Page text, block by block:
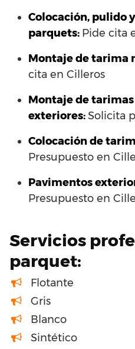
Colocación, pulido
parquets: Pide cita
Montaje de tarima
cita en Cilleros
Montaje de
exteriores:Solicita
Colocación de
Presupuesto en
Pavimentos
Presupuesto en
Servicios
parquet:
Flotante
Gris
Blanco
Sintético